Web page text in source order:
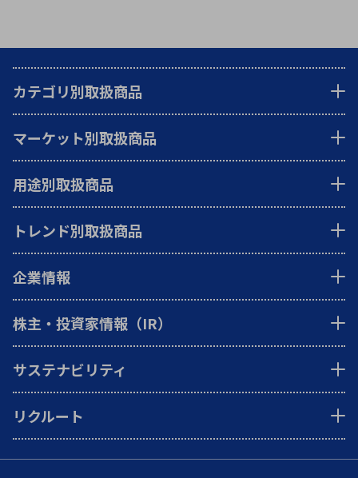
カテゴリ別取扱商品
マーケット別取扱商品
用途別取扱商品
トレンド別取扱商品
企業情報
株主・投資家情報（IR）
サステナビリティ
リクルート